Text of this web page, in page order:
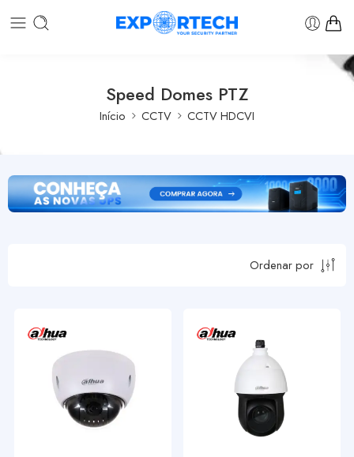
Speed Domes PTZ
Início CCTV CCTV HDCVI
Ordenar por